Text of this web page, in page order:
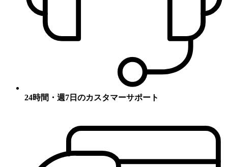
24時間・週7日のカスタマーサポート